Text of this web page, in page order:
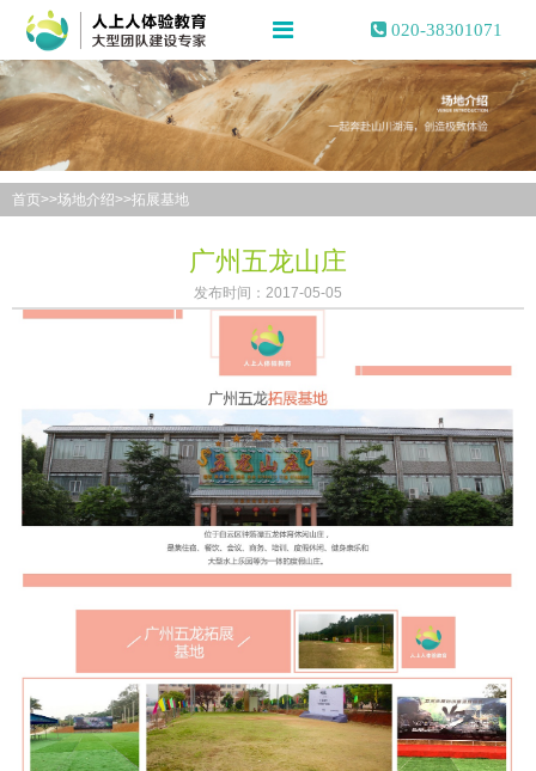
020-38301071
首页>>场地介绍>>拓展基地
广州五龙山庄
发布时间：2017-05-05